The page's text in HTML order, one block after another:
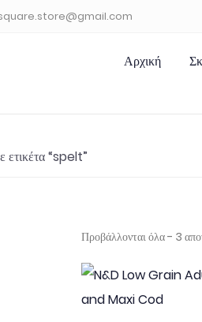
Αρχική
ετικέτα “spelt”
Προβάλλονται όλα - 3